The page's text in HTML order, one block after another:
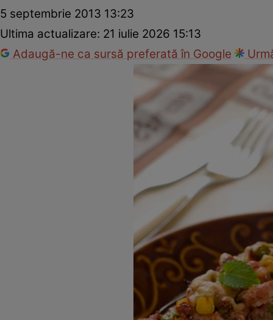
5 septembrie 2013 13:23
Ultima actualizare: 21 iulie 2026 15:13
Adaugă-ne ca sursă preferată în Google